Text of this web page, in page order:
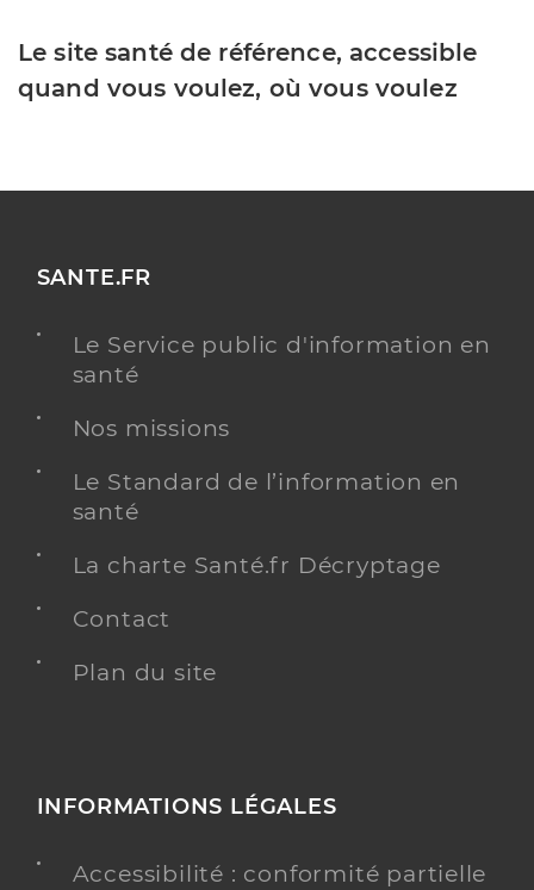
Le site santé de référence, accessible
quand vous voulez, où vous voulez
SANTE.FR
Le Service public d'information en
santé
Nos missions
Le Standard de l’information en
santé
La charte Santé.fr Décryptage
Contact
Plan du site
INFORMATIONS LÉGALES
Accessibilité : conformité partielle